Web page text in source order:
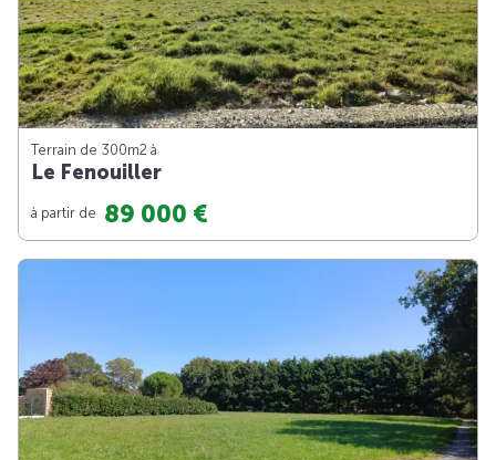
Terrain de 300m2 à
Le Fenouiller
à partir de 89 000 €